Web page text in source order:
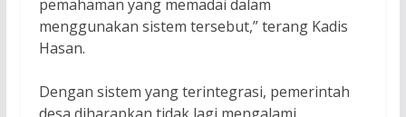
pemahaman yang memadai dalam
menggunakan sistem tersebut,” terang Kadis
Hasan.
Dengan sistem yang terintegrasi, pemerintah